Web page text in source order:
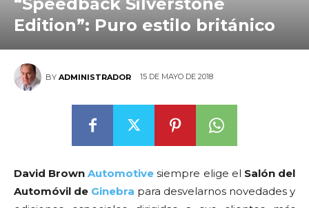
Edition”: Puro estilo británico
BY ADMINISTRADOR 15 DE MAYO DE 2018
David BrownAutomotive siempre elige el Salón del
Automóvil de Ginebra para desvelarnos novedades y